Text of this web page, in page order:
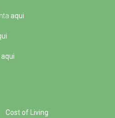
aqui
aqui
Cost of Living